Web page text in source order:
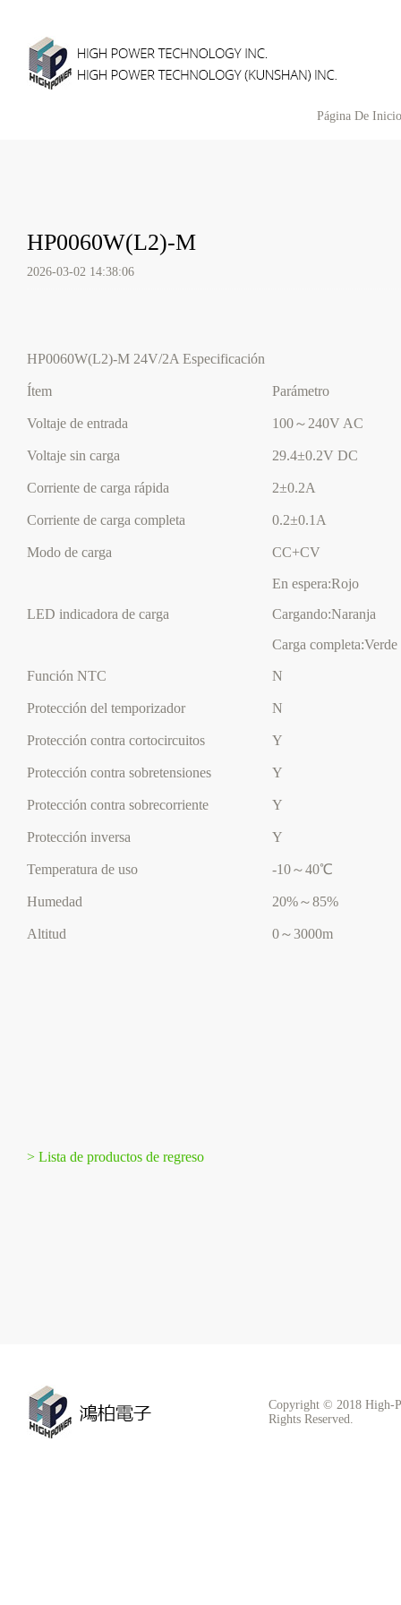
Página De Inicio
HP0060W(L2)-M
2026-03-02 14:38:06
HP0060W(L2)-M 24V/2A Especificación
Ítem Parámetro
Voltaje de entrada 100～240V AC
Voltaje sin carga 29.4±0.2V DC
Corriente de carga rápida 2±0.2A
Corriente de carga completa 0.2±0.1A
Modo de carga CC+CV
LED indicadora de carga
En espera:Rojo
Cargando:Naranja
Carga completa:Verde
Función NTC N
Protección del temporizador N
Protección contra cortocircuitos Y
Protección contra sobretensiones Y
Protección contra sobrecorriente Y
Protección inversa Y
Temperatura de uso -10～40℃
Humedad 20%～85%
Altitud 0～3000m
> Lista de productos de regreso
Copyright © 2018 High-
Rights Reserved.